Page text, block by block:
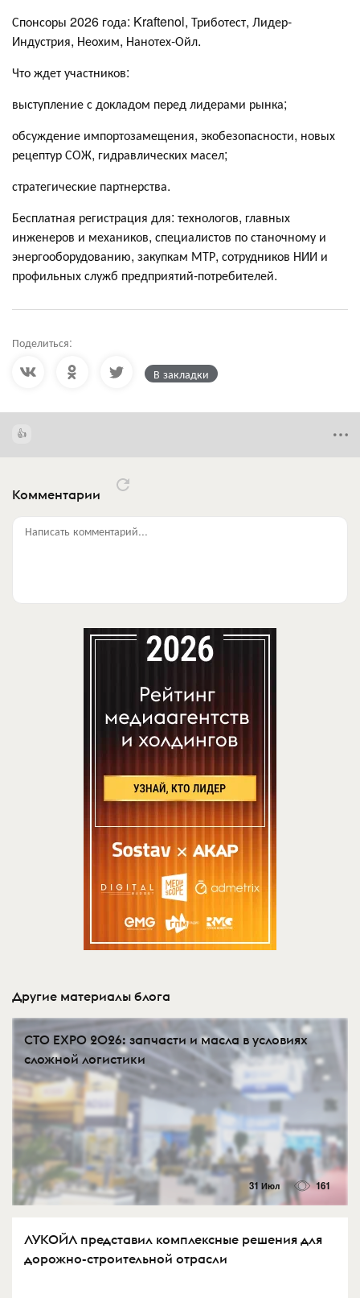
Спонсоры 2026 года: Kraftenol, Триботест, Лидер-
Индустрия, Неохим, Нанотех-Ойл.
Что ждет участников:
выступление с докладом перед лидерами рынка;
обсуждение импортозамещения, экобезопасности, новых
рецептур СОЖ, гидравлических масел;
стратегические партнерства.
Бесплатная регистрация для: технологов, главных
инженеров и механиков, специалистов по станочному и
энергооборудованию, закупкам МТР, сотрудников НИИ и
профильных служб предприятий-потребителей.
Поделиться:
В закладки
Комментарии
Написать комментарий...
Другие материалы блога
СTO EXPO 2026: запчасти и масла в условиях
сложной логистики
31 Июл 161
ЛУКОЙЛ представил комплексные решения для
дорожно-строительной отрасли